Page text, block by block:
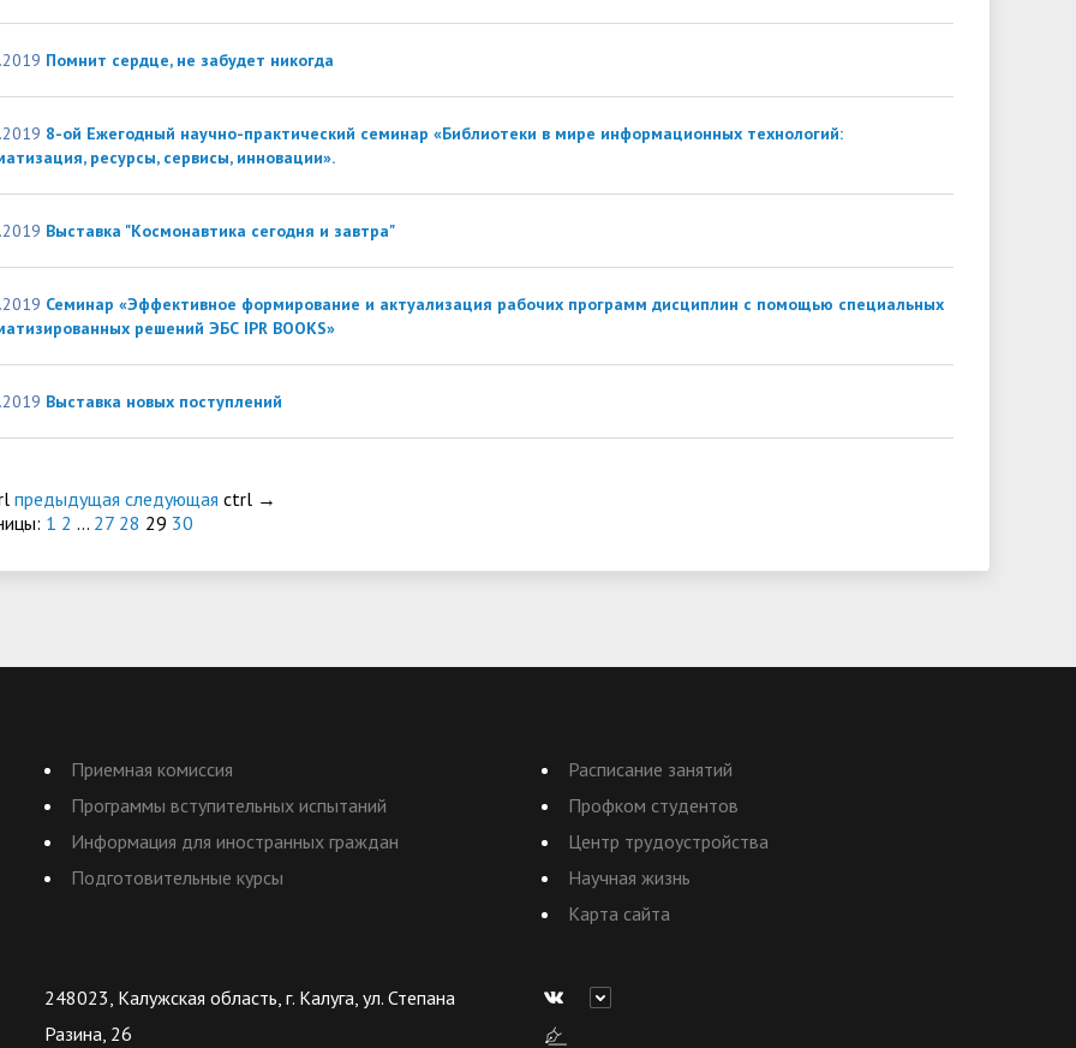
Помнит сердце, не забудет никогда
8-ой Ежегодный научно-практический семинар «Библиотеки в мире информационных технологий:
ресурсы, сервисы, инновации».
Выставка "Космонавтика сегодня и завтра"
Семинар «Эффективное формирование и актуализация рабочих программ дисциплин с помощью специальных
решений ЭБС IPR BOOKS»
Выставка новых поступлений
предыдущая следующая ctrl →
1 2 ... 27 28 29 30
Приемная комиссия
Программы вступительных испытаний
Информация для иностранных граждан
Подготовительные курсы
Расписание занятий
Профком студентов
Центр трудоустройства
Научная жизнь
Карта сайта
248023, Калужская область, г. Калуга, ул. Степана
Разина, 26